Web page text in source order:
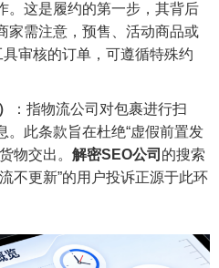
。这是履约的第一步，其背后
家需注意，预售、活动商品或
具审核的订单，可遵循特殊约
：指物流公司对包裹进行扫
。此条款旨在杜绝“虚假前置发
物交出。 解密SEO公司 的搜索
不更新”的用户投诉正源于此环